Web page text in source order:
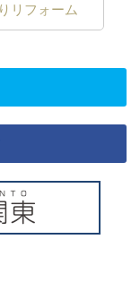
リフォーム